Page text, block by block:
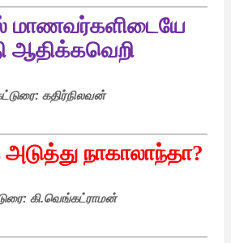
மாணவர்களிடையே
ஆதிக்கவெறி
: கதிர்நிலவன்
அடுத்து நாகாலாந்தா?
:கி.வெங்கட்ராமன்